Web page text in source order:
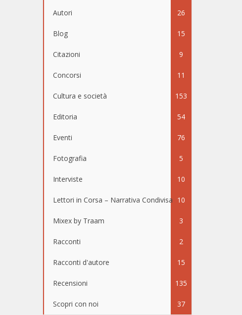
Autori 26
Blog 15
Citazioni 9
Concorsi 11
Cultura e società 153
Editoria 54
Eventi 76
Fotografia 5
Interviste 10
Lettori in Corsa – Narrativa Condivisa 10
Mixex by Traam 3
Racconti 2
Racconti d'autore 15
Recensioni 135
Scopri con noi 37